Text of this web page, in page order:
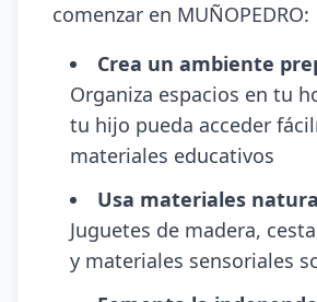
comenzar en MUÑOPEDRO:
Crea un ambiente
Organiza espacios en tu
tu hijo pueda acceder
materiales educativos
Usa materiales
Juguetes de madera,
y materiales sensoriales